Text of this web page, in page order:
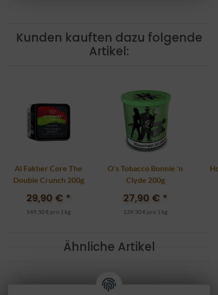
Kunden kauften dazu folgende
Artikel:
Al Fakher Core The
Double Crunch 200g
29,90 € *
149,50 € pro 1 kg
O's Tobacco Bonnie 'n
Clyde 200g
27,90 € *
139,50 € pro 1 kg
Ähnliche Artikel